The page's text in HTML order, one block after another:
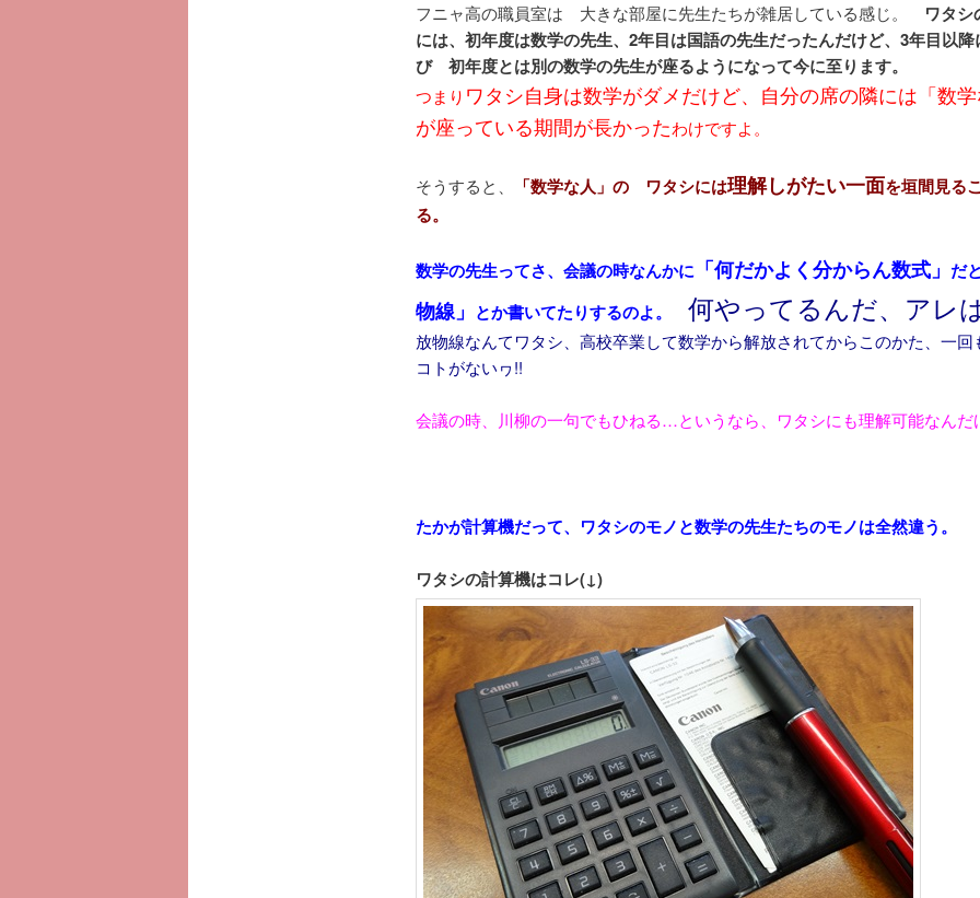
フニャ高の職員室は 大きな部屋に先生たちが雑居している感じ。
ワタシ
には、初年度は数学の先生、2年目は国語の先生だったんだけど、3年目以降
び 初年度とは別の数学の先生が座るようになって今に至ります。
つまり ワタシ自身は数学がダメだけど、自分の席の隣には「数
が座っている期間が長かったわけですよ。
そうすると、 「数学な人」の ワタシには理解しがたい一面を垣間見る
る。
数学の先生ってさ、会議の時なんかに「何だかよく分からん数式」 だ
物線」 とか書いてたりするのよ。 何やってるんだ、アレ
放物線なんてワタシ、高校卒業して数学から解放されてからこのかた、一回
コトがないヮ!!
会議の時、川柳の一句でもひねる…というなら、ワタシにも理解可能なんだ
たかが計算機だって、ワタシのモノと数学の先生たちのモノは全然違う。
ワタシの計算機はコレ(↓)